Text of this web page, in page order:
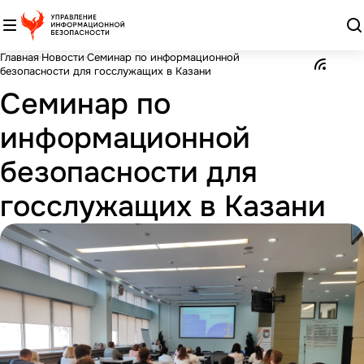
Главная Новости Семинар по информационной
безопасности для госслужащих в Казани
Семинар по
информационной
безопасности для
госслужащих в Казани